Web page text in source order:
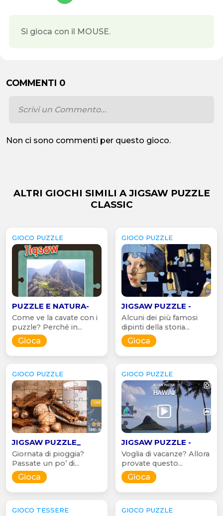
Si gioca con il MOUSE.
COMMENTI 0
Non ci sono commenti per questo gioco.
ALTRI GIOCHI SIMILI A JIGSAW PUZZLE
CLASSIC
GIOCO PUZZLE
PUZZLE E NATURA-
Come ve la cavate con i
puzzle? Perché in...
Gioca
GIOCO PUZZLE
JIGSAW PUZZLE -
Alcuni dei più famosi
dipinti della storia...
Gioca
GIOCO PUZZLE
JIGSAW PUZZLE_
Giornata di pioggia?
Passate un po’ di...
Gioca
GIOCO PUZZLE
JIGSAW PUZZLE -
Voglia di vacanze? Allora
provate questo...
Gioca
GIOCO TESSERE GIOCO PUZZLE